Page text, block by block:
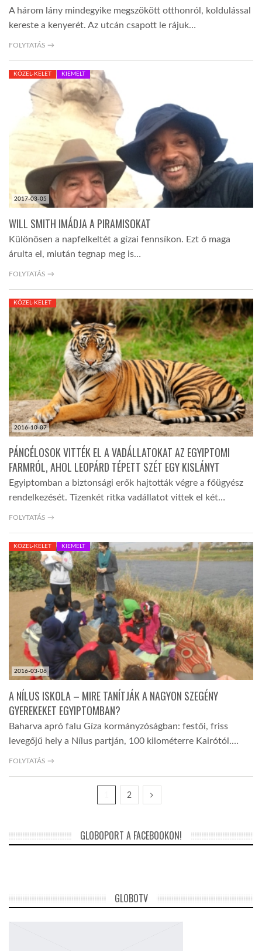
A három lány mindegyike megszökött otthonról, koldulással
kereste a kenyerét. Az utcán csapott le rájuk…
FOLYTATÁS →
2017-03-05
KÖZEL-KELET KIEMELT
WILL SMITH IMÁDJA A PIRAMISOKAT
Különösen a napfelkeltét a gízai fennsíkon. Ezt ő maga
árulta el, miután tegnap meg is…
FOLYTATÁS →
2016-10-07
KÖZEL-KELET
PÁNCÉLOSOK VITTÉK EL A VADÁLLATOKAT AZ EGYIPTOMI
FARMRÓL, AHOL LEOPÁRD TÉPETT SZÉT EGY KISLÁNYT
Egyiptomban a biztonsági erők hajtották végre a főügyész
rendelkezését. Tizenkét ritka vadállatot vittek el két…
FOLYTATÁS →
2016-03-06
KÖZEL-KELET KIEMELT
A NÍLUS ISKOLA – MIRE TANÍTJÁK A NAGYON SZEGÉNY
GYEREKEKET EGYIPTOMBAN?
Baharva apró falu Gíza kormányzóságban: festői, friss
levegőjű hely a Nílus partján, 100 kilométerre Kairótól.…
FOLYTATÁS →
2
GLOBOPORT A FACEBOOKON!
GLOBOTV